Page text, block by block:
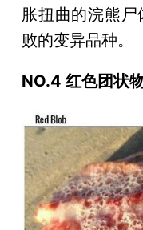
胀扭曲的浣熊
败的变异品种。
NO.4 红色团状